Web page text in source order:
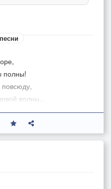
полны!
волны...